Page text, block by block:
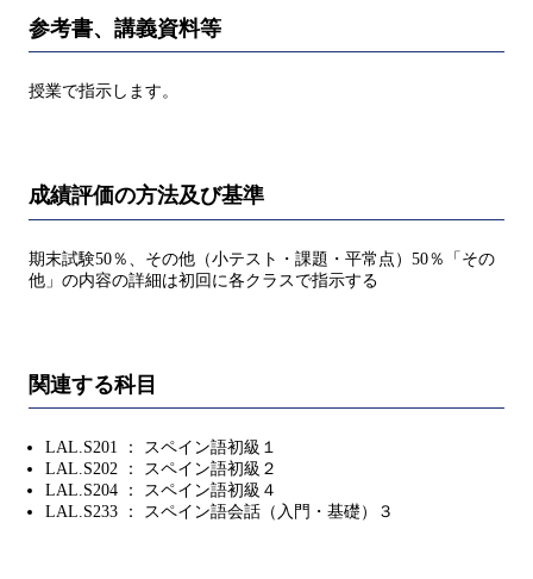
参考書、講義資料等
授業で指示します。
成績評価の方法及び基準
期末試験50％、その他（小テスト・課題・平常点）50％「その
他」の内容の詳細は初回に各クラスで指示する
関連する科目
LAL.S201 ： スペイン語初級１
LAL.S202 ： スペイン語初級２
LAL.S204 ： スペイン語初級４
LAL.S233 ： スペイン語会話（入門・基礎）３